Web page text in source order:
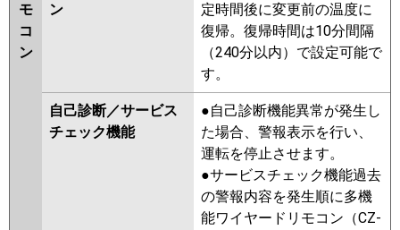
モ
コ
ン
ン
定時間後に変更前の温度に
復帰。復帰時間は10分間隔
（240分以内）で設定可能で
す。
自己診断／サービス
チェック機能
●自己診断機能異常が発生し
た場合、警報表示を行い、
運転を停止させます。
●サービスチェック機能過去
の警報内容を発生順に多機
能ワイヤードリモコン（CZ-